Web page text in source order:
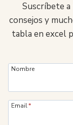
Suscríbete
consejos y
tabla en excel
Nombre
Email*